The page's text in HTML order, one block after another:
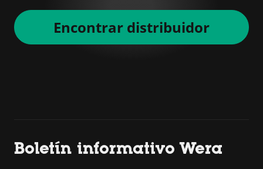
Encontrar distribuidor
Boletín informativo Wera